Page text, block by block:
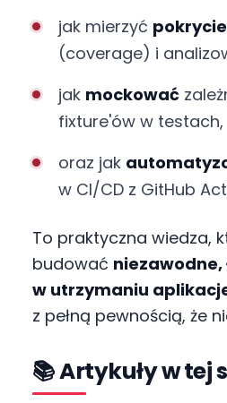
jak mierzyć
(coverage) i
jak mockować
fixture'ów w testach,
oraz jak
w CI/CD z GitHub
To praktyczna wiedza,
budować niezawodne,
w utrzymaniu
z pełną pewnością, że
📚 Artykuły w tej